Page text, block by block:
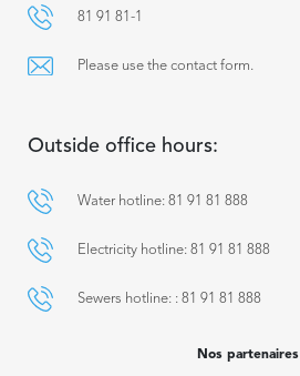
81 91 81-1
Please use the contact form.
Outside office hours:
Water hotline: 81 91 81 888
Electricity hotline: 81 91 81 888
Sewers hotline: : 81 91 81 888
Nos partenaires